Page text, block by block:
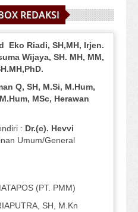
REDAKSI
Eko Riadi, SH,MH, Irjen.
Wijaya, SH. MH, MM,
Q, SH, M.Si, M.Hum,
MSc, Herawan
: Dr.(c). Hevvi
Umum/General
(PT. PMM)
SH, M.Kn